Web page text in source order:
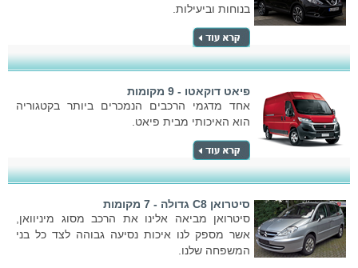
בנוחות וביעילות.
פיאט דוקאטו - 9 מקומות
אחד מדגמי הרכבים הנמכרים ביותר בקטגוריה
הוא האיכותי מבית פיאט.
סיטרואן C8 גדולה - 7 מקומות
סיטרואן מביאה אלינו את הרכב מסוג מיניוואן,
אשר מספק לנו איכות נסיעה גבוהה לצד כל בני
המשפחה שלנו.